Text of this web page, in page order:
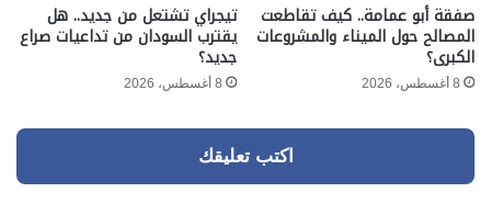
صفقة أبو عمامة.. كيف تقاطعت
المصالح حول الميناء والمشروعات
الكبرى؟
8 أغسطس، 2026
تيجراي تشتعل من جديد.. هل
يقترب السودان من تداعيات صراع
جديد؟
8 أغسطس، 2026
اكتب تعليقك